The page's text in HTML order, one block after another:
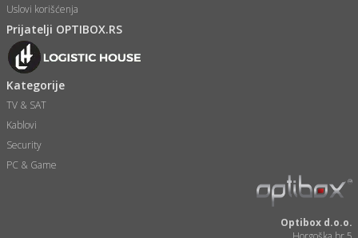
Uslovi korišćenja
Prijatelji OPTIBOX.RS
Kategorije
TV & SAT
Kablovi
Security
PC & Game
Optibox d.o.o.